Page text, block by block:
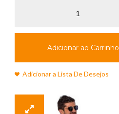
Adicionar ao Carrinho
Adicionar a Lista De Desejos